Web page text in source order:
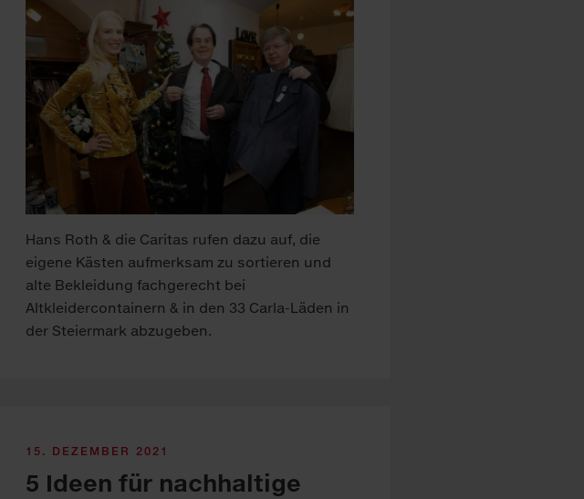
Hans Roth & die Caritas rufen dazu auf, die
eigene Kästen aufmerksam zu sortieren und
alte Bekleidung fachgerecht bei
Altkleidercontainern & in den 33 Carla-Läden in
der Steiermark abzugeben.
15. DEZEMBER 2021
5 Ideen für nachhaltige